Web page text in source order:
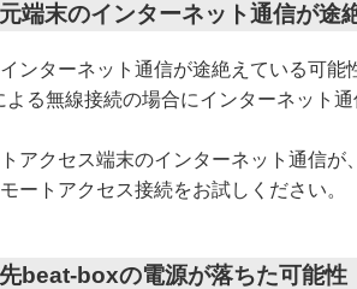
端末のインターネット通信が途
ンターネット通信が途絶えている可能
よる無線接続の場合にインターネット
アクセス端末のインターネット通信が
ートアクセス接続をお試しください。
beat-boxの電源が落ちた可能性